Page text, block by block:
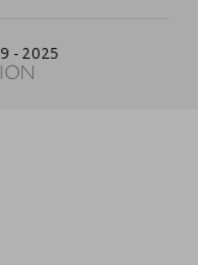
- 2025